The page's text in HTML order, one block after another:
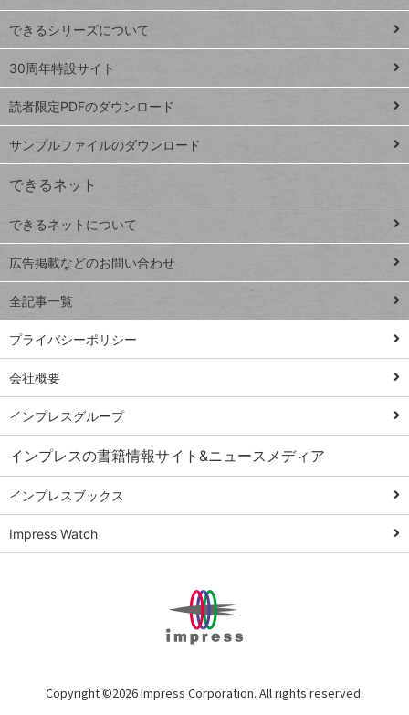
ド
Google
スプレ
ッドシ
ート
iPhone
VLOOKUP
close
閉じ
る
ト
ッ
プ
ペ
ジ
連載
Excel Q&A
トイアンナ流仕
事術
PowerAutomate
ではじめる業務
の完全自動化
AI議事録作成術
Windows 11
Q&A
Teams踏み込み
活用術
Excel講師の仕事
術
俺のメルカリ
できるシリーズについて
30周年特設サイト
読者限定PDFのダウンロード
サンプルファイルのダウンロード
できるネット
できるネットについて
広告掲載などのお問い合わせ
全記事一覧
プライバシーポリシー
会社概要
インプレスグループ
インプレスの書籍情報サイト&ニュースメディア
インプレスブックス
Impress Watch
Copyright ©2026 Impress Corporation. All rights reserved.